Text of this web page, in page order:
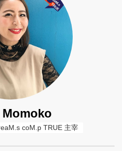
coM.p TRUE 主宰